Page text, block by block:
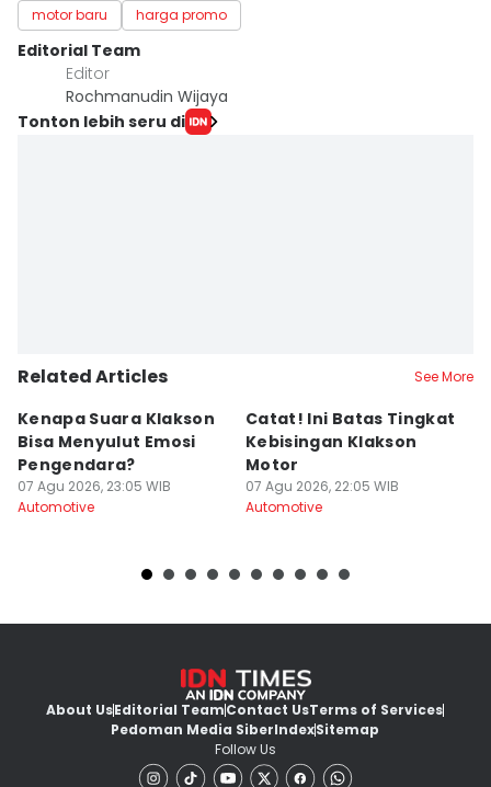
motor baru harga promo
Editorial Team
Editor
Rochmanudin Wijaya
Tonton lebih seru di
Related Articles See More
Kenapa Suara Klakson
Bisa Menyulut Emosi
Pengendara?
07 Agu 2026, 23:05 WIB
Automotive
Catat! Ini Batas Tingkat
Kebisingan Klakson
Motor
07 Agu 2026, 22:05 WIB
Automotive
About UsEditorial TeamContact UsTerms of Services
Pedoman Media SiberIndexSitemap
Follow Us